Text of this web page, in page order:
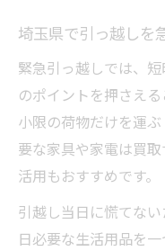
る
赤帽など少
ク
トラブル防
引っ越し体験談
引っ越し緊
ぶ
当日対応の
埼玉県で引っ越しを
緊急引っ越しでは、
のポイントを押さえ
小限の荷物だけを運
要な家具や家電は買
活用もおすすめです。
引越し当日に慌てな
日必要な生活用品を